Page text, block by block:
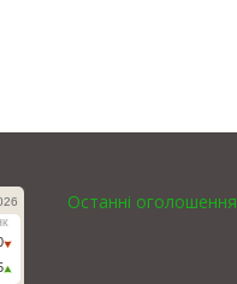
Останні оголошення